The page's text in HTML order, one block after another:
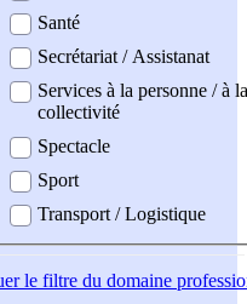
Santé
Secrétariat / Assistanat
Services à la personne / à la
collectivité
Spectacle
Sport
Transport / Logistique
le filtre du domaine